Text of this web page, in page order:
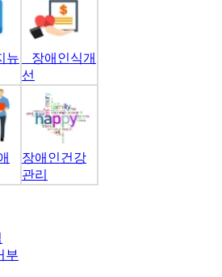
뉴
장애인식개
선
장애인건강
관리
부